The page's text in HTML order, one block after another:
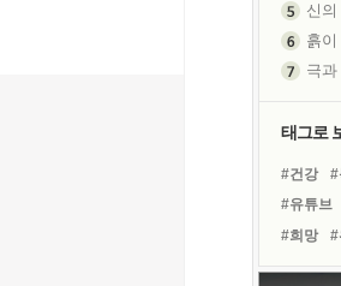
신
극
태그로
#건강 #
#유튜브
#희망
#